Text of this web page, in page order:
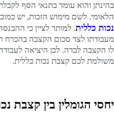
בהינתן והוא עומד בתנאי הסף
הלאומי. לשם מימוש הזכות, יש
נכות כללית. למותר לציין כי
מעבודתו לצד סכום הקצבה בהכרח
לו הקצבה לבדה. לכן היציאה
משולמת לכם קצבת נכות כללית.
יחסי הגומלין בין קצבת